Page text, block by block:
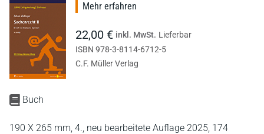
Buch
190 X 265 mm, 4., neu bearbeitete Auflage 2025, 174
Mehr erfahren
22,00 € inkl. MwSt. Lieferbar
ISBN 978-3-8114-6712-5
C.F. Müller Verlag